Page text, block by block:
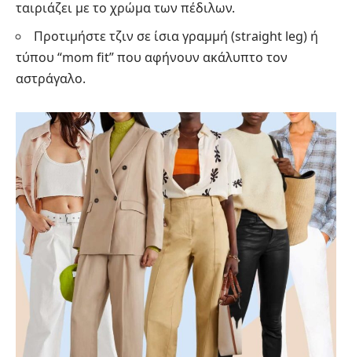
ταιριάζει με το χρώμα των πέδιλων.
Προτιμήστε τζιν σε ίσια γραμμή (straight leg) ή
τύπου “mom fit” που αφήνουν ακάλυπτο τον
αστράγαλο.